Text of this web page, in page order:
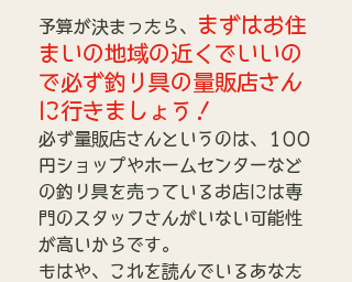
予算が決まったら、
まずはお住
まいの地域の近くでいいの
で必ず釣り具の量販店さん
に行きましょう！
必ず量販店さんというのは、100
円ショップやホームセンターなど
の釣り具を売っているお店には専
門のスタッフさんがいない可能性
が高いからです。
もはや、これを読んでいるあなた